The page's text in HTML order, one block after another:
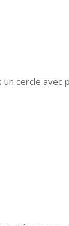
cercle avec